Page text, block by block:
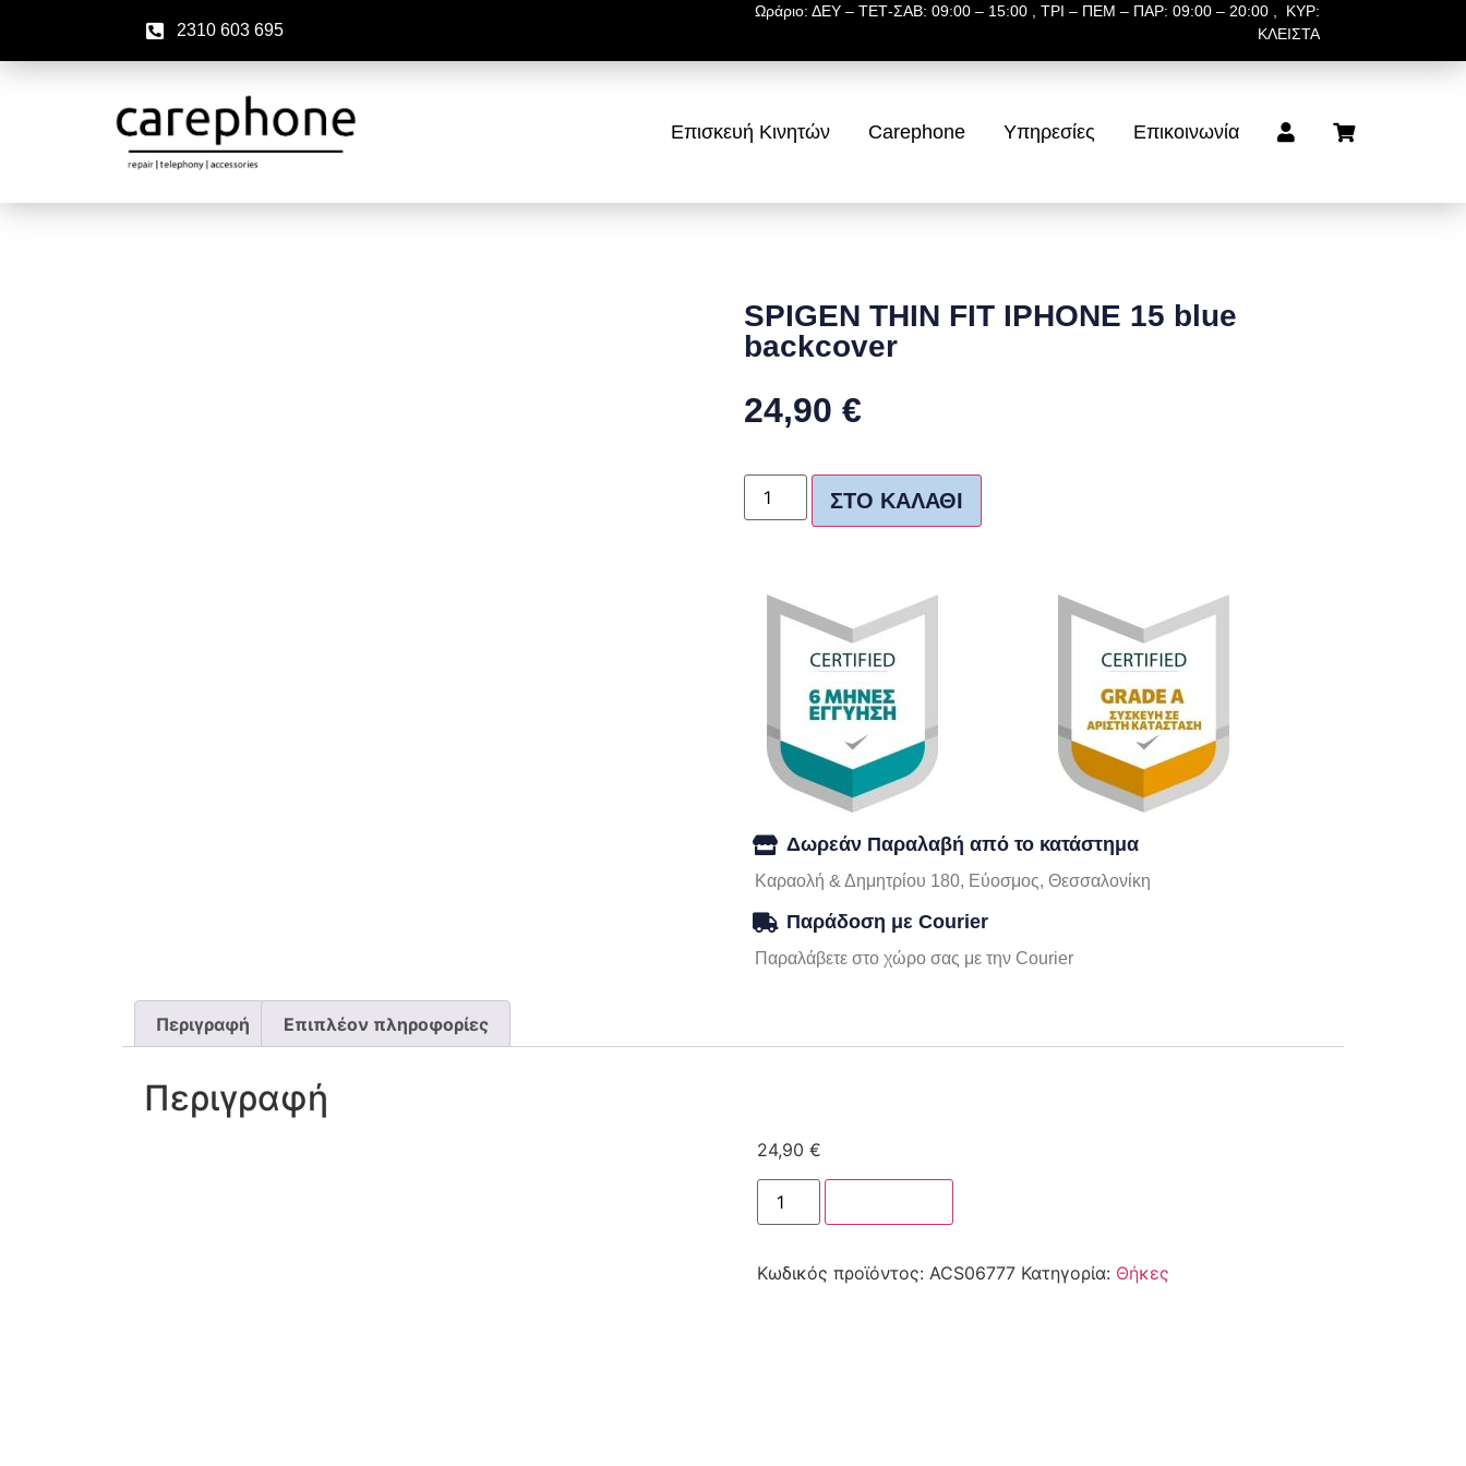
2310 603 695
Ωράριο: ΔΕΥ – ΤΕΤ-ΣΑΒ: 09:00 – 15:00 , ΤΡΙ – ΠΕΜ – ΠΑΡ: 09:00 – 20:00 , ΚΥΡ:
ΚΛΕΙΣΤΑ
Επισκευή Κινητών Carephone Υπηρεσίες Επικοινωνία
SPIGEN THIN FIT IPHONE 15 blue
backcover
24,90 €
ΣΤΟ ΚΑΛΆΘΙ
Δωρεάν Παραλαβή από το κατάστημα
Καραολή & Δημητρίου 180, Εύοσμος, Θεσσαλονίκη
Παράδοση με Courier
Παραλάβετε στο χώρο σας με την Courier
Περιγραφή Επιπλέον πληροφορίες
Περιγραφή
24,90 €
Κωδικός προϊόντος: ACS06777 Κατηγορία: Θήκες